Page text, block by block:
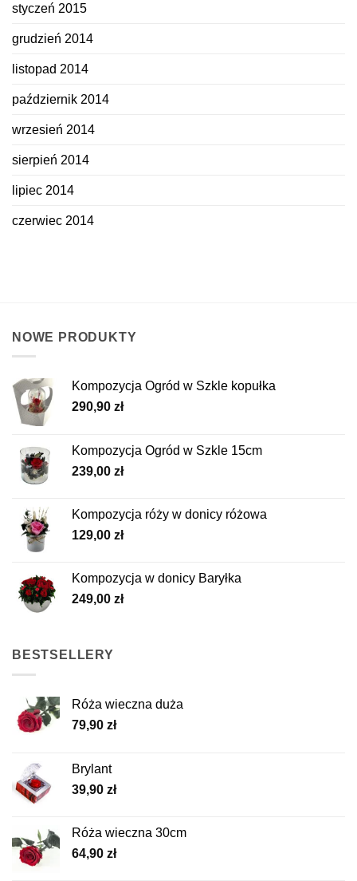
styczeń 2015
grudzień 2014
listopad 2014
październik 2014
wrzesień 2014
sierpień 2014
lipiec 2014
czerwiec 2014
NOWE PRODUKTY
Kompozycja Ogród w Szkle kopułka
290,90 zł
Kompozycja Ogród w Szkle 15cm
239,00 zł
Kompozycja róży w donicy różowa
129,00 zł
Kompozycja w donicy Baryłka
249,00 zł
BESTSELLERY
Róża wieczna duża
79,90 zł
Brylant
39,90 zł
Róża wieczna 30cm
64,90 zł